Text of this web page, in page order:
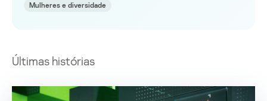
Mulheres e diversidade
Últimas histórias